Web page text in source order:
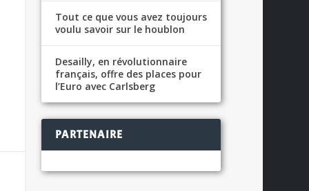
Tout ce que vous avez toujours
voulu savoir sur le houblon
Desailly, en révolutionnaire
français, offre des places pour
l’Euro avec Carlsberg
PARTENAIRE